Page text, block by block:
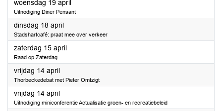
woensdag 19 april2023
Uitnodiging Diner Pensant
dinsdag 18 april2023
Stadshartcafé: praat mee over verkeer
zaterdag 15 april2023
Raad op Zaterdag
vrijdag 14 april2023
Thorbeckedebat met Pieter Omtzigt
vrijdag 14 april2023
Uitnodiging miniconferentie Actualisatie groen- en recreatiebeleid